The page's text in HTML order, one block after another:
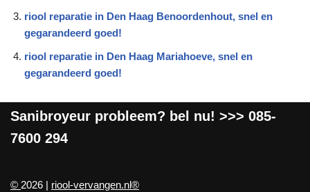
riool reparatie in Den Haag Benoordenhout, snel en
gegarandeerd goed!
riool reparatie in Den Haag Mariahoeve, snel en
gegarandeerd goed!
Sanibroyeur probleem? bel nu! >>> 085-
7600 294
© 2026 | riool-vervangen.nl®